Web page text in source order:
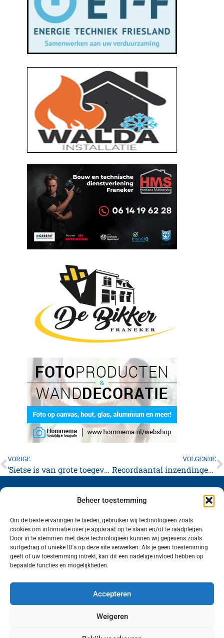
Beheer toestemming
Om de beste ervaringen te bieden, gebruiken wij technologieën zoals
cookies om informatie over je apparaat op te slaan en/of te raadplegen.
Door in te stemmen met deze technologieën kunnen wij gegevens zoals
surfgedrag of unieke ID's op deze site verwerken. Als je geen toestemming
geeft of uw toestemming intrekt, kan dit een nadelige invloed hebben op
bepaalde functies en mogelijkheden.
Accepteren
Weigeren
VORIGE
‘Sietse is van grote toegevoegde waarde voor onze winkel en ons team’
VOLGENDE
Recordaantal inzendingen voor vierde Taalpriis Waadhoeke
Volg ons (hierboven) op social media!